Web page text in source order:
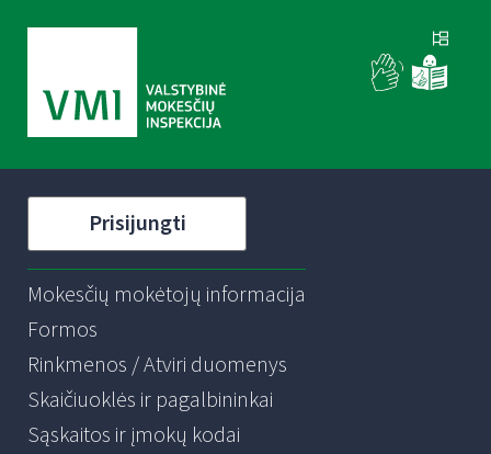
Prisijungti
Mokesčių mokėtojų informacija
Formos
Rinkmenos / Atviri duomenys
Skaičiuoklės ir pagalbininkai
Sąskaitos ir įmokų kodai